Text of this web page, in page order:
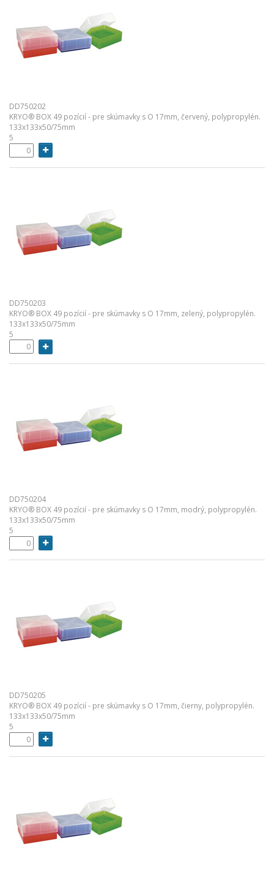
DD750202
KRYO® BOX 49 pozícií - pre skúmavky s O 17mm, červený, polypropylén.
133x133x50/75mm
5
DD750203
KRYO® BOX 49 pozícií - pre skúmavky s O 17mm, zelený, polypropylén.
133x133x50/75mm
5
DD750204
KRYO® BOX 49 pozícií - pre skúmavky s O 17mm, modrý, polypropylén.
133x133x50/75mm
5
DD750205
KRYO® BOX 49 pozícií - pre skúmavky s O 17mm, čierny, polypropylén.
133x133x50/75mm
5